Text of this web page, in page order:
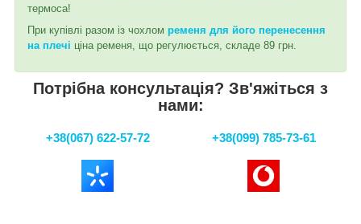
термоса!
При купівлі разом із чохлом ременя для його перенесення
на плечі ціна ременя, що регулюється, складе 89 грн.
Потрібна консультація? Зв'яжіться з
нами:
+38(067) 622-57-72 +38(099) 785-73-61